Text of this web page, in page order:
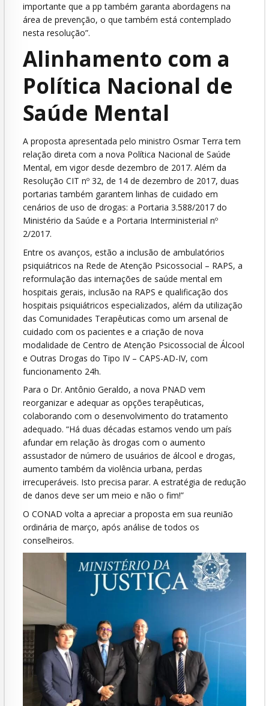
importante que a pp também garanta abordagens na
área de prevenção, o que também está contemplado
nesta resolução”.
Alinhamento com a
Política Nacional de
Saúde Mental
A proposta apresentada pelo ministro Osmar Terra tem
relação direta com a nova Política Nacional de Saúde
Mental, em vigor desde dezembro de 2017. Além da
Resolução CIT nº 32, de 14 de dezembro de 2017, duas
portarias também garantem linhas de cuidado em
cenários de uso de drogas: a Portaria 3.588/2017 do
Ministério da Saúde e a Portaria Interministerial nº
2/2017.
Entre os avanços, estão a inclusão de ambulatórios
psiquiátricos na Rede de Atenção Psicossocial – RAPS, a
reformulação das internações de saúde mental em
hospitais gerais, inclusão na RAPS e qualificação dos
hospitais psiquiátricos especializados, além da utilização
das Comunidades Terapêuticas como um arsenal de
cuidado com os pacientes e a criação de nova
modalidade de Centro de Atenção Psicossocial de Álcool
e Outras Drogas do Tipo IV – CAPS-AD-IV, com
funcionamento 24h.
Para o Dr. Antônio Geraldo, a nova PNAD vem
reorganizar e adequar as opções terapêuticas,
colaborando com o desenvolvimento do tratamento
adequado. “Há duas décadas estamos vendo um país
afundar em relação às drogas com o aumento
assustador de número de usuários de álcool e drogas,
aumento também da violência urbana, perdas
irrecuperáveis. Isto precisa parar. A estratégia de redução
de danos deve ser um meio e não o fim!”
O CONAD volta a apreciar a proposta em sua reunião
ordinária de março, após análise de todos os
conselheiros.